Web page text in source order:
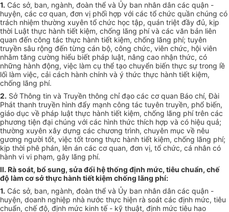
1. Các sở, ban, ngành, đoàn thể và Ủy ban nhân dân các quận -
huyện, các cơ quan, đơn vị phối hợp với các tổ chức quần chúng có
trách nhiệm thường xuyên tổ chức học tập, quán triệt đầy đủ, kịp
thời Luật thực hành tiết kiệm, chống lãng phí và các văn bản liên
quan đến công tác thực hành tiết kiệm, chống lãng phí; tuyên
truyền sâu rộng đến từng cán bộ, công chức, viên chức, hội viên
nhằm tăng cường hiểu biết pháp luật, nâng cao nhận thức, có
những hành động, việc làm cụ thể tạo chuyển biến thực sự trong lề
lối làm việc, cải cách hành chính và ý thức thực hành tiết kiệm,
chống lãng phí.
2. Sở Thông tin và Truyền thông chỉ đạo các cơ quan Báo chí, Đài
Phát thanh truyền hình đẩy mạnh công tác tuyên truyền, phổ biến,
giáo dục về pháp luật thực hành tiết kiệm, chống lãng phí trên các
phương tiện đại chúng với các hình thức thích hợp và có hiệu quả;
thường xuyên xây dựng các chương trình, chuyên mục về nêu
gương người tốt, việc tốt trong thực hành tiết kiệm, chống lãng phí;
kịp thời phê phán, lên án các cơ quan, đơn vị, tổ chức, cá nhân có
hành vi vi phạm, gây lãng phí.
II. Rà soát, bổ sung, sửa đổi hệ thống định mức, tiêu chuẩn, chế
độ làm cơ sở thực hành tiết kiệm chống lãng phí:
1. Các sở, ban, ngành, đoàn thể và Ủy ban nhân dân các quận -
huyện, doanh nghiệp nhà nước thực hiện rà soát các định mức, tiêu
chuẩn, chế độ, định mức kinh tế - kỹ thuật, định mức tiêu hao